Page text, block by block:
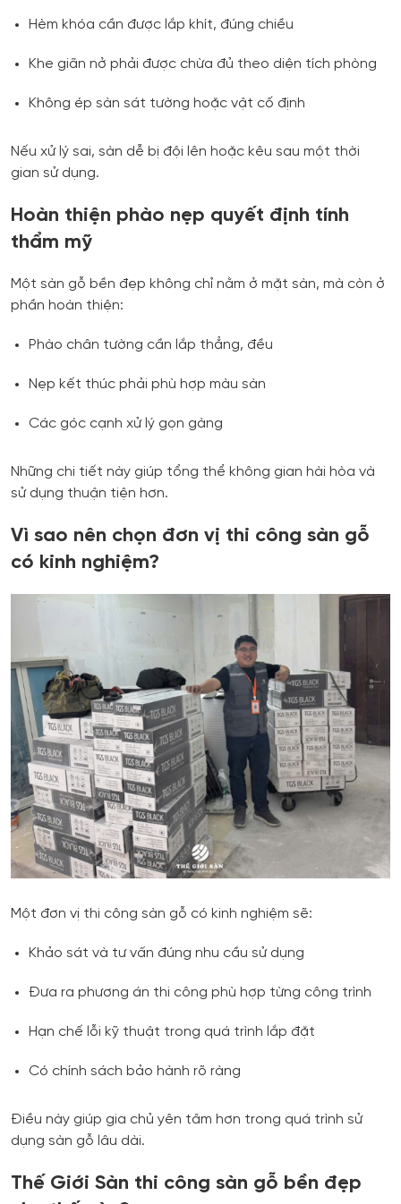
Hèm khóa cần được lắp khít, đúng chiều
Khe giãn nở phải được chừa đủ theo diện tích phòng
Không ép sàn sát tường hoặc vật cố định
Nếu xử lý sai, sàn dễ bị đội lên hoặc kêu sau một thời
gian sử dụng.
Hoàn thiện phào nẹp quyết định tính
thẩm mỹ
Một sàn gỗ bền đẹp không chỉ nằm ở mặt sàn, mà còn ở
phần hoàn thiện:
Phào chân tường cần lắp thẳng, đều
Nẹp kết thúc phải phù hợp màu sàn
Các góc cạnh xử lý gọn gàng
Những chi tiết này giúp tổng thể không gian hài hòa và
sử dụng thuận tiện hơn.
Vì sao nên chọn đơn vị thi công sàn gỗ
có kinh nghiệm?
Một đơn vị thi công sàn gỗ có kinh nghiệm sẽ:
Khảo sát và tư vấn đúng nhu cầu sử dụng
Đưa ra phương án thi công phù hợp từng công trình
Hạn chế lỗi kỹ thuật trong quá trình lắp đặt
Có chính sách bảo hành rõ ràng
Điều này giúp gia chủ yên tâm hơn trong quá trình sử
dụng sàn gỗ lâu dài.
Thế Giới Sàn thi công sàn gỗ bền đẹp